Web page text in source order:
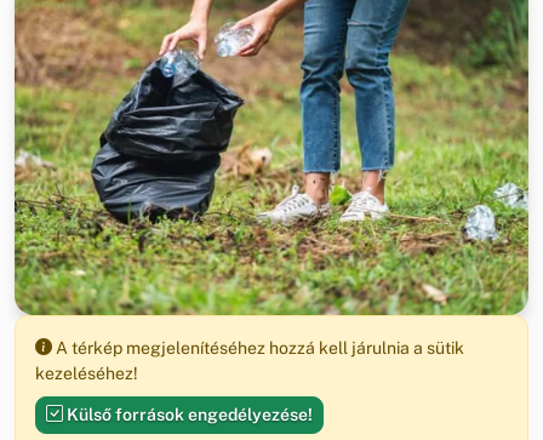
A térkép megjelenítéséhez hozzá kell járulnia a sütik
kezeléséhez!
Külső források engedélyezése!